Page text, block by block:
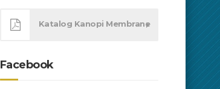
Katalog Kanopi Membrane
Facebook